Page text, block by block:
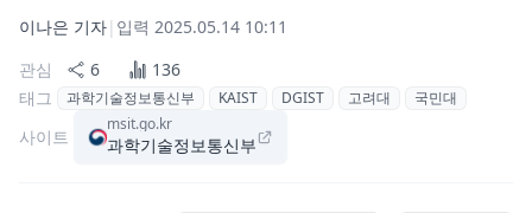
이나은 기자| 입력 2025.05.14 10:11
관심
6
136
태그
과학기술정보통신부 KAIST DGIST 고려대 국민대
사이트
msit.go.kr
과학기술정보통신부